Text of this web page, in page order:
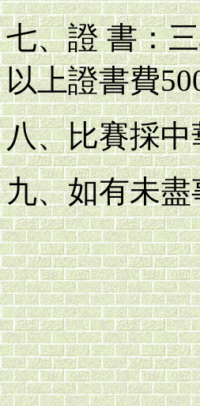
七、證 書：
以上證書費
八、比賽採
九、如有未